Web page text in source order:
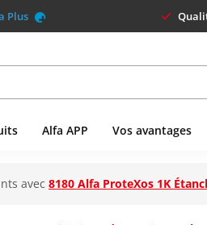
Plus
Alfa APP Vos avantages
avec 8180 Alfa ProteXos 1K